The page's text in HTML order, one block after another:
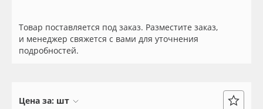
Бренды
Доставка
Самоклеящиеся плёнки
Листовые материалы
Товар поставляется под заказ. Разместите заказ,
и менеджер свяжется с вами для уточнения
подробностей.
Цена за: шт